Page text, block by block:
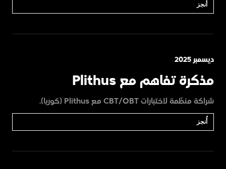
أُنجز
ديسمبر 2025
مذكرة تفاهم مع Plithus
شراكة منظّمة لاختبارات CBT/OBT مع Plithus (كوريا).
أُنجز